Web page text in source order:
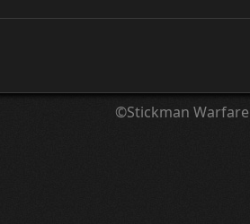
©Stickman Warfare